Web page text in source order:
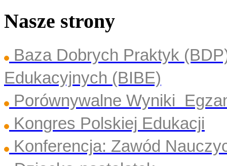
Nasze strony
Baza Dobrych Praktyk
Edukacyjnych (BIBE)
Porównywalne Wyniki
Kongres Polskiej Edukacji
Konferencja: Zawód